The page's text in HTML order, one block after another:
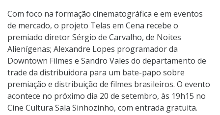
Com foco na formação cinematográfica e em eventos
de mercado, o projeto Telas em Cena recebe o
premiado diretor Sérgio de Carvalho, de Noites
Alienígenas; Alexandre Lopes programador da
Downtown Filmes e Sandro Vales do departamento de
trade da distribuidora para um bate-papo sobre
premiação e distribuição de filmes brasileiros. O evento
acontece no próximo dia 20 de setembro, às 19h15 no
Cine Cultura Sala Sinhozinho, com entrada gratuita.